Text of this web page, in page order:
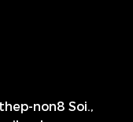
non8 Soi.,